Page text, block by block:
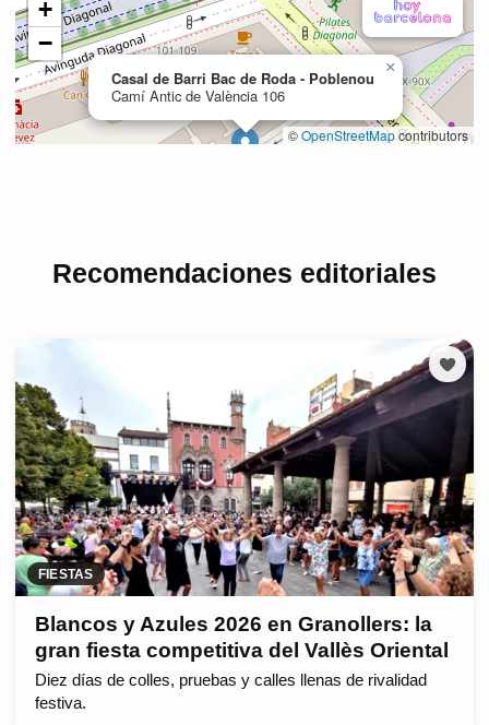
Recomendaciones editoriales
FIESTAS
Blancos y Azules 2026 en Granollers: la
gran fiesta competitiva del Vallès Oriental
Diez días de colles, pruebas y calles llenas de rivalidad
festiva.